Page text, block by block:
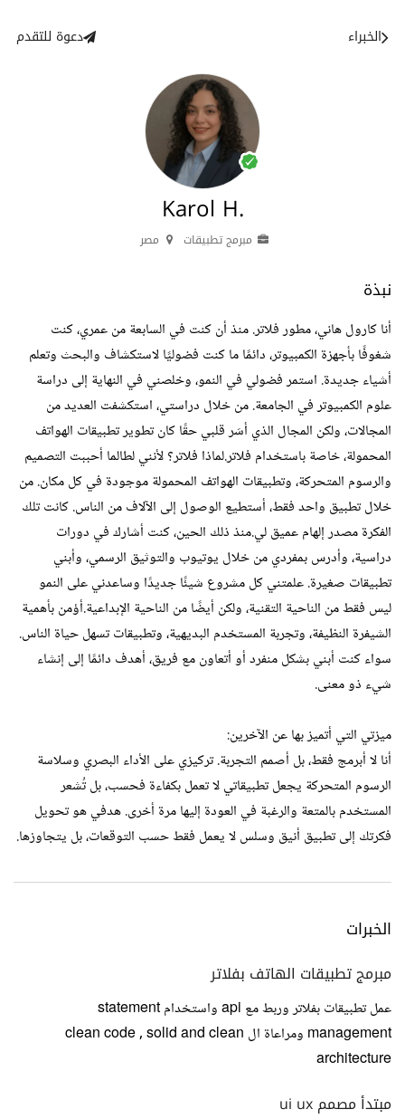
الخبراء دعوة للتقدم
Karol H.
مبرمج تطبيقات مصر
نبذة
أنا كارول هاني، مطور فلاتر. منذ أن كنت في السابعة من عمري، كنت
شغوفًا بأجهزة الكمبيوتر، دائمًا ما كنت فضوليًا لاستكشاف والبحث وتعلم
أشياء جديدة. استمر فضولي في النمو، وخلصني في النهاية إلى دراسة
علوم الكمبيوتر في الجامعة. من خلال دراستي، استكشفت العديد من
المجالات، ولكن المجال الذي أسَر قلبي حقًا كان تطوير تطبيقات الهواتف
المحمولة، خاصة باستخدام فلاتر.لماذا فلاتر؟ لأنني لطالما أحببت التصميم
والرسوم المتحركة، وتطبيقات الهواتف المحمولة موجودة في كل مكان. من
خلال تطبيق واحد فقط، أستطيع الوصول إلى الآلاف من الناس. كانت تلك
الفكرة مصدر إلهام عميق لي.منذ ذلك الحين، كنت أشارك في دورات
دراسية، وأدرس بمفردي من خلال يوتيوب والتوثيق الرسمي، وأبني
تطبيقات صغيرة. علمتني كل مشروع شيئًا جديدًا وساعدني على النمو
ليس فقط من الناحية التقنية، ولكن أيضًا من الناحية الإبداعية.أؤمن بأهمية
الشيفرة النظيفة، وتجربة المستخدم البديهية، وتطبيقات تسهل حياة الناس.
سواء كنت أبني بشكل منفرد أو أتعاون مع فريق، أهدف دائمًا إلى إنشاء
شيء ذو معنى.
ميزتي التي أتميز بها عن الآخرين:
أنا لا أبرمج فقط، بل أصمم التجربة. تركيزي على الأداء البصري وسلاسة
الرسوم المتحركة يجعل تطبيقاتي لا تعمل بكفاءة فحسب، بل تُشعر
المستخدم بالمتعة والرغبة في العودة إليها مرة أخرى. هدفي هو تحويل
فكرتك إلى تطبيق أنيق وسلس لا يعمل فقط حسب التوقعات، بل يتجاوزها.
الخبرات
مبرمج تطبيقات الهاتف بفلاتر
عمل تطبيقات بفلاتر وربط مع api واستخدام statement
management ومراعاة ال clean code , solid and clean
architecture
مبتدأ مصمم ui ux